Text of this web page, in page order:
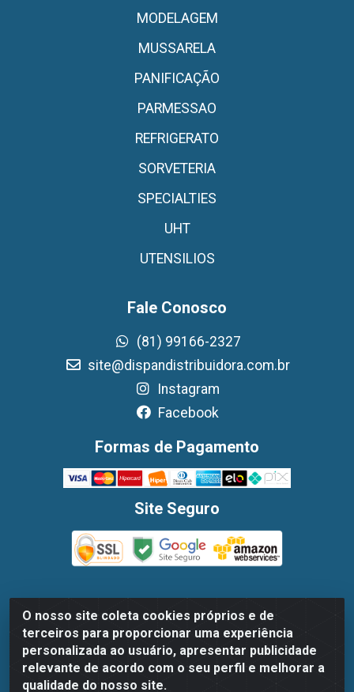
O nosso site coleta cookies próprios e de
terceiros para proporcionar uma experiência
personalizada ao usuário, apresentar publicidade
relevante de acordo com o seu perfil e melhorar a
qualidade do nosso site.
MODELAGEM
MUSSARELA
PANIFICAÇÃO
PARMESSAO
REFRIGERATO
SORVETERIA
SPECIALTIES
UHT
UTENSILIOS
Fale Conosco
(81) 99166-2327
site@dispandistribuidora.com.br
Instagram
Facebook
Formas de Pagamento
Site Seguro
Dispan Distribuidora de Alimentos LTDA - Avenida
Marechal Mascarenhas De Moraes, 1048- Imbiribeira,
Recife/PE - CEP 51.170-000 - CNPJ 30.779.584/0003-78